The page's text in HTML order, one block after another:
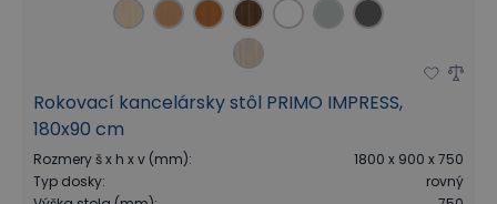
Rokovací kancelársky stôl PRIMO IMPRESS,
180x90 cm
Rozmery š x h x v (mm):
1800 x 900 x 750
Typ dosky:
rovný